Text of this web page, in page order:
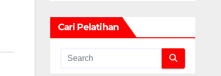
Cari Pelatihan